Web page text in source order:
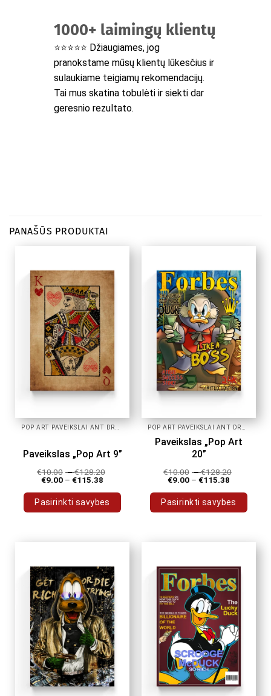
1000+ laimingų klientų
⭐⭐⭐⭐⭐ Džiaugiames, jog
pranokstame mūsų klientų lūkesčius ir
sulaukiame teigiamų rekomendacijų.
Tai mus skatina tobulėti ir siekti dar
geresnio rezultato.
PANAŠŪS PRODUKTAI
Paveikslas „Pop Art 9”
€10.00 –€128.20
€9.00 – €115.38
Pasirinkti savybes
variants.
The
options
may
be
chosen
on
the
product
page
Paveikslas „Pop Art
20”
€10.00 –€128.20
€9.00 – €115.38
Pasirinkti savybes
variants.
The
options
may
be
chosen
on
the
product
page